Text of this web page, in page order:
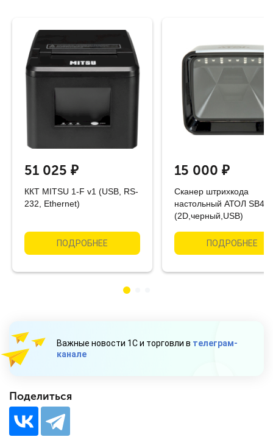
51 025 ₽
ККТ MITSU 1-F v1 (USB, RS-
232, Ethernet)
ПОДРОБНЕЕ
15 000 ₽
Сканер штрихкода
настольный АТОЛ
(2D,черный,USB)
ПОДРОБНЕЕ
Важные новости 1С и торговли в телеграм-
канале
Поделиться